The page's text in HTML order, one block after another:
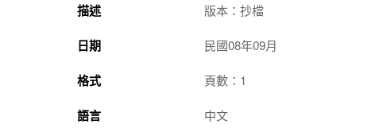
描述 版本：抄檔
日期 民國08年09月
格式 頁數：1
語言 中文